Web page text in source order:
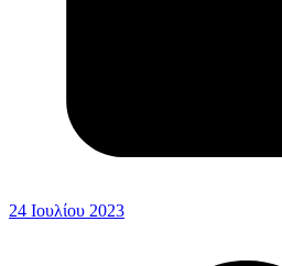
24 Ιουλίου 2023